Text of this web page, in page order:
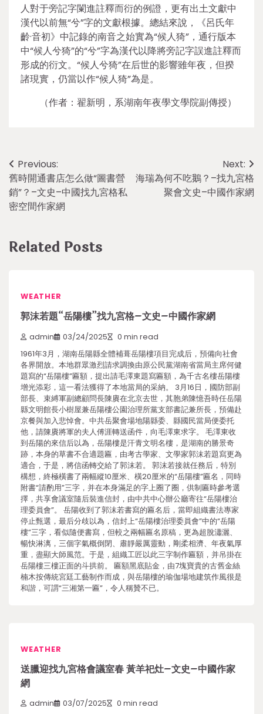
人對于旁記字闌進註釋而衍的例證，更有出土文獻中
漢代以前無“兮”字的文獻根據。總結來說，《呂氏年
齡·音初》中記錄的南音之始實為“候人猗”，通行版本
中“候人兮猗”的“兮”字為漢代以降將旁記字誤進註釋而
形成的衍文。“候人兮猗”在后世的影響雖年夜，但揆
諸現實，仍當以作“候人猗”為是。
（作者：翟新明，系湖南年夜學文學院副傳授）
Post
navigation
Previous:
舊時開通書店怎么做“圖書營
銷”？–文史–中國找九宮格私
密空間作家網
Next:
海瑞為何不吃鵝？–找九宮格
聚會文史–中國作家網
Related Posts
WEATHER
郭沫若題“岳陽樓”找九宮格–文史–中國作家網
admin 03/24/2025 0 min read
1961年3月，湖南岳陽縣全體補葺岳陽樓項目完成后，預備向社會
各界開放。本地群眾激烈請求調換由原公民黨湖南省當局主席何健
題寫的“岳陽樓”匾額，提出請毛澤東題寫匾額，為千古名樓岳陽樓
增光添彩，這一看法獲得了本地當局的采納。 3月16日，國防部副
部長、束縛軍副總顧問長陳賡在北京去世，其胞弟陳憶吾時任岳陽
縣文明館長小樹屋兼岳陽樓公園治理所黨支部書記兼所長，預備赴
京餐與加入悲悼會。中共岳聚會場地陽縣委、縣國民當局便委托
他，請陳賡將軍的夫人傅涯轉送函件，向毛澤東求字。 毛澤東收
到岳陽的來信后以為，岳陽樓是汗青文明名樓，是湖南的勝景奇
跡，本身的草書不合適題匾，由考古學家、文學家郭沫若題寫更為
適合，于是，將信函轉交給了郭沫若。 郭沫若接就任務后，特別
構想，終極橫書了兩幅縱10厘米、橫20厘米的“岳陽樓”匾名，同時
附書“請酌用”三字，并在本身滿足的字上圈了圈，供制匾時參考選
擇，共享會議室隨后裝進信封，由中共中心辦公廳寄往“岳陽樓治
理委員會”。 岳陽收到了郭沫若書寫的匾名后，當即組織書法專家
停止甄選，最后分歧以為，信封上“岳陽樓治理委員會”中的“岳陽
樓”三字，看似隨便書寫，但較之兩幅匾名原稿，更為超脫瀟灑、
暢快淋漓，三個字氣概倒閉、肅靜嚴厲靈動，剛柔相濟、年夜氣厚
重，盡顯大師風范。于是，組織工匠以此三字制作匾額，并吊掛在
岳陽樓三樓正面的斗拱前。 匾額黑底貼金，由7塊寶貴的古舊金絲
楠木按傳統宮廷工藝制作而成，與岳陽樓的瑜伽場地建筑作風很是
和諧，可謂“三湘第一匾”，令人稱贊不已。
WEATHER
送臘迎找九宮格會議室春 黃羊祀灶–文史–中國作家
網
admin 03/07/2025 0 min read